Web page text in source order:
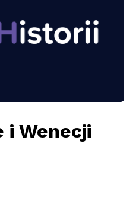
i Wenecji